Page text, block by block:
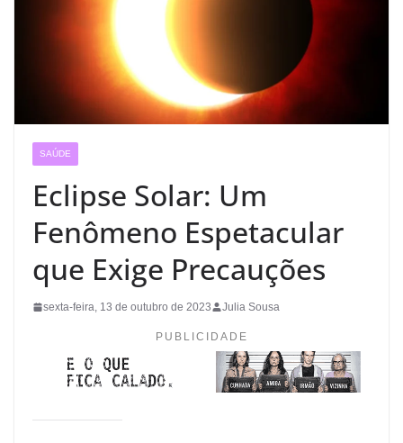
SAÚDE
Eclipse Solar: Um
Fenômeno Espetacular
que Exige Precauções
sexta-feira, 13 de outubro de 2023 Julia Sousa
PUBLICIDADE